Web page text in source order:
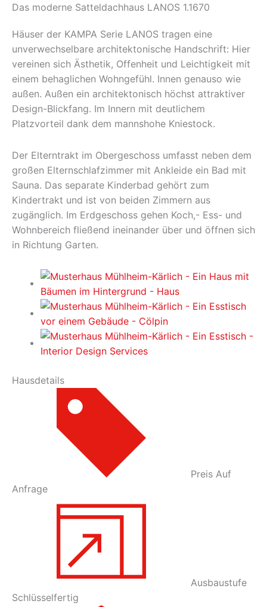
Das moderne Satteldachhaus LANOS 1.1670
Häuser der KAMPA Serie LANOS tragen eine
unverwechselbare architektonische Handschrift: Hier
vereinen sich Ästhetik, Offenheit und Leichtigkeit mit
einem behaglichen Wohngefühl. Innen genauso wie
außen. Außen ein architektonisch höchst attraktiver
Design-Blickfang. Im Innern mit deutlichem
Platzvorteil dank dem mannshohe Kniestock.
Der Elterntrakt im Obergeschoss umfasst neben dem
großen Elternschlafzimmer mit Ankleide ein Bad mit
Sauna. Das separate Kinderbad gehört zum
Kindertrakt und ist von beiden Zimmern aus
zugänglich. Im Erdgeschoss gehen Koch,- Ess- und
Wohnbereich fließend ineinander über und öffnen sich
in Richtung Garten.
Hausdetails
Preis Auf
Anfrage
Ausbaustufe
Schlüsselfertig